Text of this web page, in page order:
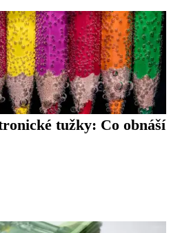
tužky: Co obnáší